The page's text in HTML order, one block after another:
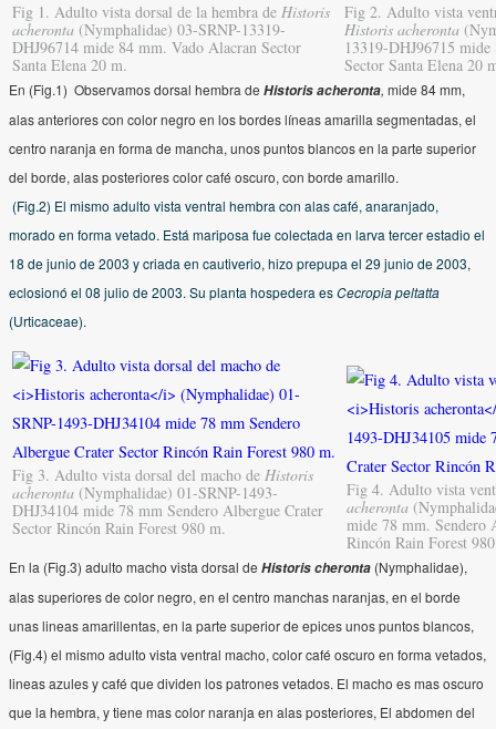
Fig 1. Adulto vista dorsal de la hembra de Historis
acheronta (Nymphalidae) 03-SRNP-13319-
DHJ96714 mide 84 mm. Vado Alacran Sector
Santa Elena 20 m.
Fig 2. Adulto vista
Historis acheronta
13319-DHJ96715
Sector Santa Elena 20
En (Fig.1) Observamos dorsal hembra de Historis acheronta, mide 84 mm,
alas anteriores con color negro en los bordes líneas amarilla segmentadas, el
centro naranja en forma de mancha, unos puntos blancos en la parte superior
del borde, alas posteriores color café oscuro, con borde amarillo.
(Fig.2) El mismo adulto vista ventral hembra con alas café, anaranjado,
morado en forma vetado. Está mariposa fue colectada en larva tercer estadio el
18 de junio de 2003 y criada en cautiverio, hizo prepupa el 29 junio de 2003,
eclosionó el 08 julio de 2003. Su planta hospedera esCecropia peltatta
(Urticaceae).
Fig 3. Adulto vista dorsal del macho de Historis
acheronta (Nymphalidae) 01-SRNP-1493-
DHJ34104 mide 78 mm Sendero Albergue Crater
Sector Rincón Rain Forest 980 m.
Fig 4. Adulto vista
acheronta
mide 78 mm. Sendero
Rincón Rain Forest
En la (Fig.3) adulto macho vista dorsal de Historis cheronta (Nymphalidae),
alas superiores de color negro, en el centro manchas naranjas, en el borde
unas lineas amarillentas, en la parte superior de epices unos puntos blancos,
(Fig.4) el mismo adulto vista ventral macho, color café oscuro en forma vetados,
lineas azules y café que dividen los patrones vetados. El macho es mas oscuro
que la hembra, y tiene mas color naranja en alas posteriores, El abdomen del